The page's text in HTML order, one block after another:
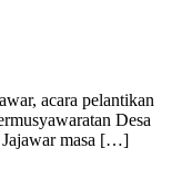
acara pelantikan
Desa
Jajawar masa […]